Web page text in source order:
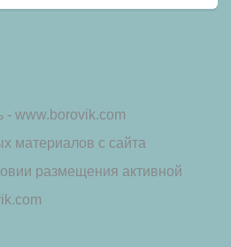
www.borovik.com
материалов с сайта
размещения активной